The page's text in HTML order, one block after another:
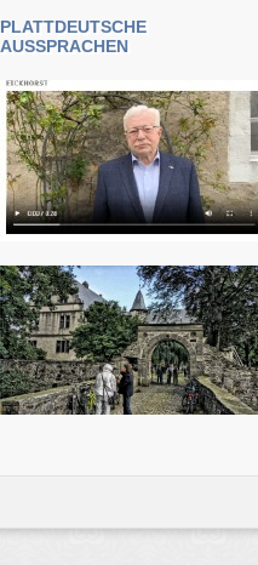
PLATTDEUTSCHE
AUSSPRACHEN